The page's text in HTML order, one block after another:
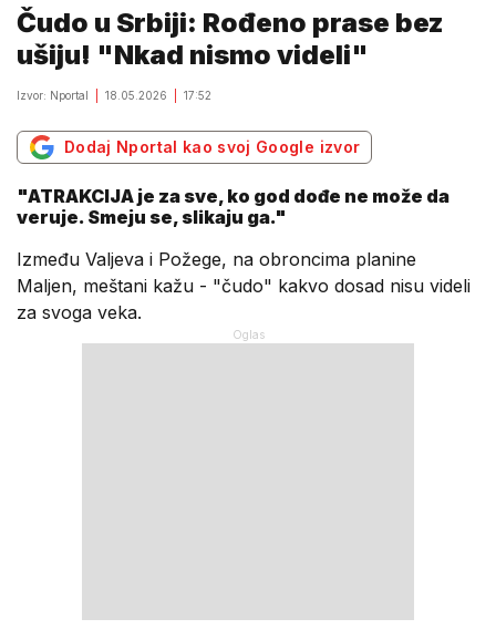
Čudo u Srbiji: Rođeno prase bez
ušiju! "Nkad nismo videli"
Izvor: Nportal 18.05.2026 17:52
Dodaj Nportal kao svoj Google izvor
"ATRAKCIJA je za sve, ko god dođe ne može da
veruje. Smeju se, slikaju ga."
Između Valjeva i Požege, na obroncima planine
Maljen, meštani kažu - "čudo" kakvo dosad nisu videli
za svoga veka.